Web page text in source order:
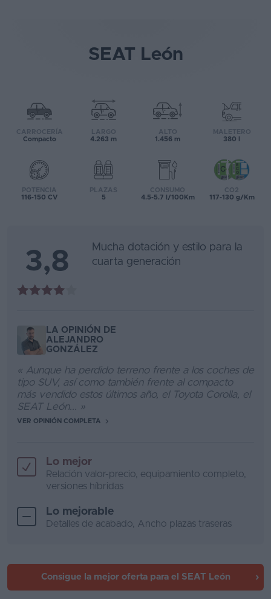
SEAT León
CARROCERÍA
Compacto
LARGO
4.263 m
ALTO
1.456 m
MALETERO
380 l
POTENCIA
116-150 CV
PLAZAS
5
CONSUMO
4.5-5.7 l/100Km
CO2
117-130 g/Km
3,8
Mucha dotación y estilo para la
cuarta generación
LA OPINIÓN DE
ALEJANDRO
GONZÁLEZ
« Aunque ha perdido terreno frente a los coches de
tipo SUV, así como también frente al compacto
más vendido estos últimos año, el Toyota Corolla, el
SEAT León... »
VER OPINIÓN COMPLETA
Lo mejor
Relación valor-precio, equipamiento completo,
versiones híbridas
Lo mejorable
Detalles de acabado, Ancho plazas traseras
Consigue la mejor oferta para el SEAT León